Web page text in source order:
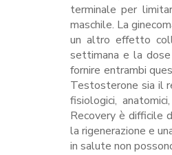
terminale per
maschile. La
un altro effetto
settimana e la
fornire entrambi
Testosterone sia il
fisiologici,
Recovery è difficile
la rigenerazione e
in salute non